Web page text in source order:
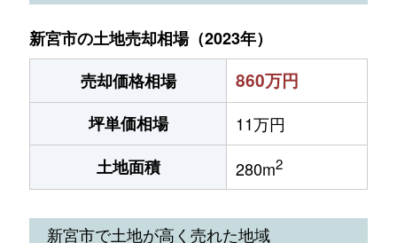
新宮市の土地売却相場（2023年）
売却価格相場
860万円
坪単価相場
11万円
土地面積
280m2
新宮市で土地が高く売れた地域